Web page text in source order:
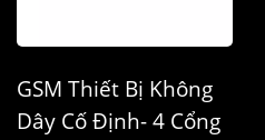
GSM Thiết Bị Không
Dây Cố Định- 4 Cổng